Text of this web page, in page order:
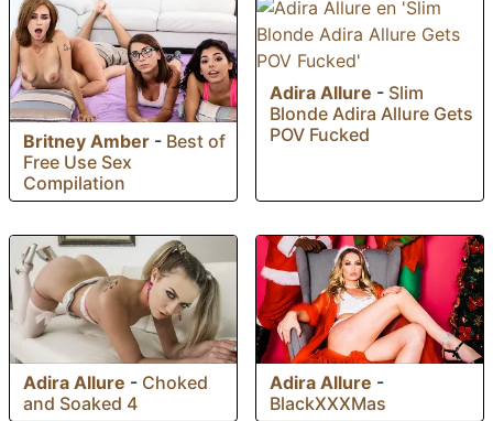
Britney Amber - Best of
Free Use Sex
Compilation
Adira Allure - Slim
Blonde Adira Allure Gets
POV Fucked
Adira Allure - Choked
and Soaked 4
Adira Allure -
BlackXXXMas